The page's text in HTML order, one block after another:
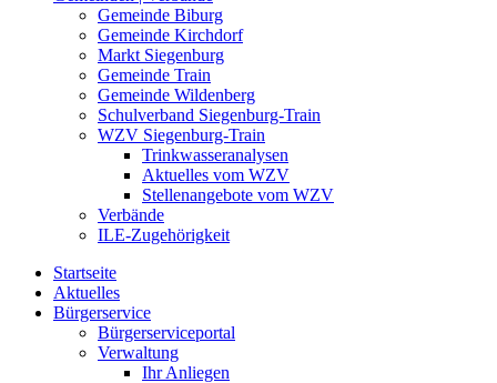
Gemeinde Biburg
Gemeinde Kirchdorf
Markt Siegenburg
Gemeinde Train
Gemeinde Wildenberg
Schulverband Siegenburg-Train
WZV Siegenburg-Train
Trinkwasseranalysen
Aktuelles vom WZV
Stellenangebote vom WZV
Verbände
ILE-Zugehörigkeit
Startseite
Aktuelles
Bürgerservice
Bürgerserviceportal
Verwaltung
Ihr Anliegen